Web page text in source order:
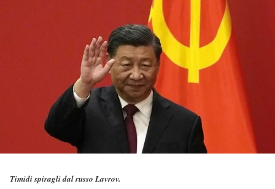
Timidi spiragli dal russo Lavrov.